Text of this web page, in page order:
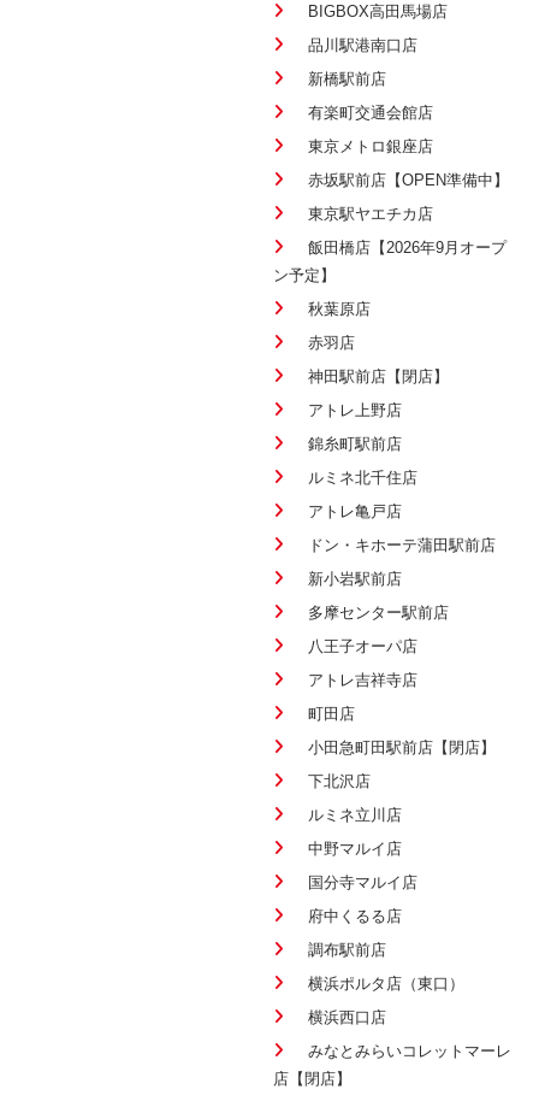
BIGBOX高田馬場店
品川駅港南口店
新橋駅前店
有楽町交通会館店
東京メトロ銀座店
赤坂駅前店【OPEN準備中】
東京駅ヤエチカ店
飯田橋店【2026年9月オープ
ン予定】
秋葉原店
赤羽店
神田駅前店【閉店】
アトレ上野店
錦糸町駅前店
ルミネ北千住店
アトレ亀戸店
ドン・キホーテ蒲田駅前店
新小岩駅前店
多摩センター駅前店
八王子オーパ店
アトレ吉祥寺店
町田店
小田急町田駅前店【閉店】
下北沢店
ルミネ立川店
中野マルイ店
国分寺マルイ店
府中くるる店
調布駅前店
横浜ポルタ店（東口）
横浜西口店
みなとみらいコレットマーレ
店【閉店】